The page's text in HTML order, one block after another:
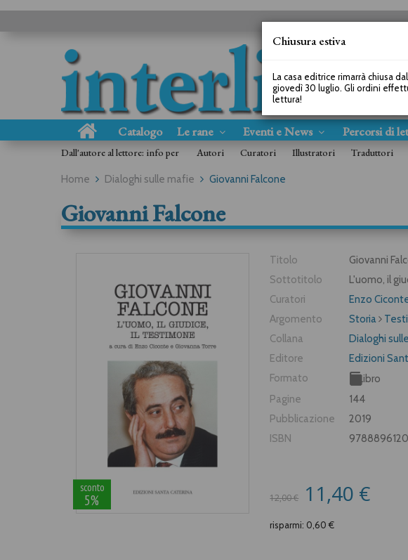
Catalogo Le rane Eventi e News Percorsi di
Dall'autore al lettore: info per Autori Curatori Illustratori Traduttori
Home Dialoghi sulle mafie Giovanni Falcone
Giovanni Falcone
sconto
5%
Titolo
Giovanni
Sottotitolo
L'uomo, il
Curatori
Enzo
Argomento
Storia
Collana
Dialoghi
Editore
Edizioni
Formato
Libro
Pagine
144
Pubblicazione
2019
ISBN
12,00 € 11,40 €
risparmi: 0,60 €
Chiusura estiva
La casa editrice rimarrà chiusa
giovedì 30 luglio. Gli ordini
lettura!